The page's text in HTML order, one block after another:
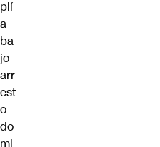
plí
a
ba
jo
arr
est
o
do
mi